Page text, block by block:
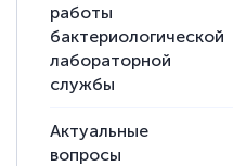
работы
бактериологической
лабораторной
службы
Актуальные
вопросы